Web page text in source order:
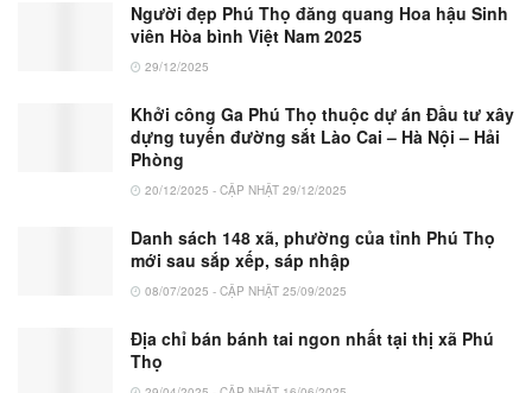
Người đẹp Phú Thọ đăng quang Hoa hậu Sinh
viên Hòa bình Việt Nam 2025
29/12/2025
Khởi công Ga Phú Thọ thuộc dự án Đầu tư xây
dựng tuyến đường sắt Lào Cai – Hà Nội – Hải
Phòng
20/12/2025 - CẬP NHẬT 29/12/2025
Danh sách 148 xã, phường của tỉnh Phú Thọ
mới sau sắp xếp, sáp nhập
08/07/2025 - CẬP NHẬT 25/09/2025
Địa chỉ bán bánh tai ngon nhất tại thị xã Phú
Thọ